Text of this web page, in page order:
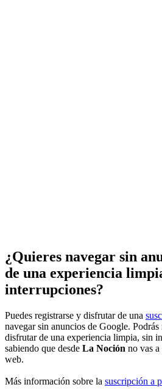
¿Quieres navegar sin
de una experiencia
interrupciones?
Puedes registrarse y disfrutar de una
navegar sin anuncios de Google. Podrás
disfrutar de una experiencia limpia, sin
sabiendo que desde La Noción no vas a
web.
Más información sobre la suscripción a